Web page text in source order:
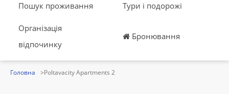
Пошук проживання Тури і подорожі
Організація
відпочинку
Бронювання
Головна Poltavacity Apartments 2